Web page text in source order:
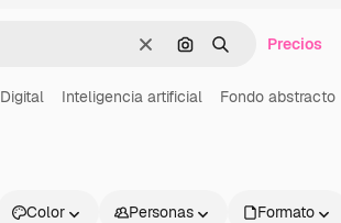
BorrarBuscar por imagen
BuscarPrecios
Digital Inteligencia artificial Fondo abstracto
Color Personas Formato